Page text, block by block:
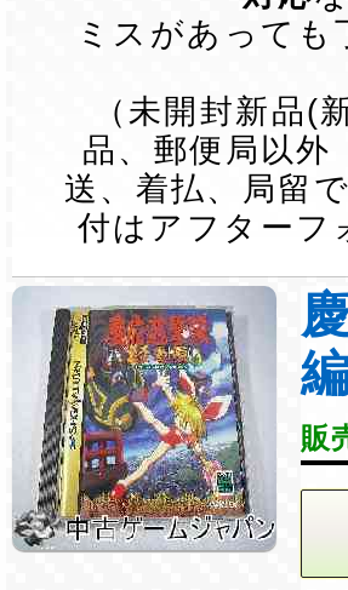
ミスがあって
（未開封新品(
品、郵便局以外
送、着払、局留
付はアフターフ
販